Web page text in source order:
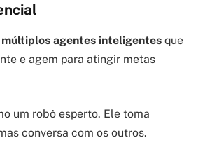
múltiplos agentes inteligentes que
e agem para atingir metas
um robô esperto. Ele toma
conversa com os outros.